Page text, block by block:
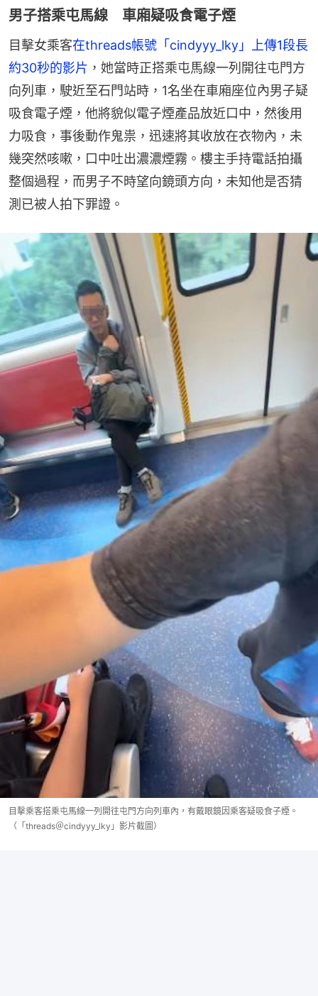
男子搭乘屯馬線 車廂疑吸食電子煙
目擊女乘客在threads帳號「cindyyy_lky」上傳1段長
約30秒的影片 ，她當時正搭乘屯馬線一列開往屯門方
向列車，駛近至石門站時，1名坐在車廂座位內男子疑
吸食電子煙，他將貌似電子煙產品放近口中，然後用
力吸食，事後動作鬼祟，迅速將其收放在衣物內，未
幾突然咳嗽，口中吐出濃濃煙霧。樓主手持電話拍攝
整個過程，而男子不時望向鏡頭方向，未知他是否猜
測已被人拍下罪證。
目擊乘客搭乘屯馬線一列開往屯門方向列車內，有戴眼鏡因乘客疑吸食子煙。
（「threads＠cindyyy_lky」影片截圖）